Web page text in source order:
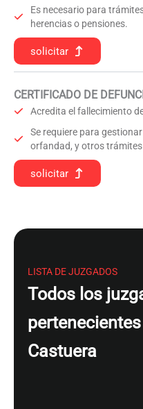
Es necesario para
herencias o pensiones.
solicitar
CERTIFICADO DE
Acredita el fallecimiento
Se requiere para
orfandad, y otros trámites
solicitar
LISTA DE JUZGADOS
Todos los
Castuera